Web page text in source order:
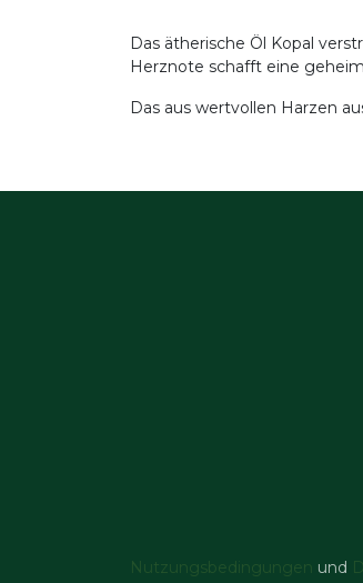
Das ätherische Öl Kopal
Herznote schafft eine
Das aus wertvollen Harzen
Nutzungsbedingungen und